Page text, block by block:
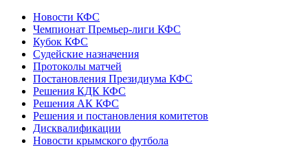
Новости КФС
Чемпионат Премьер-лиги КФС
Кубок КФС
Судейские назначения
Протоколы матчей
Постановления Президиума КФС
Решения КДК КФС
Решения АК КФС
Решения и постановления комитетов
Дисквалификации
Новости крымского футбола